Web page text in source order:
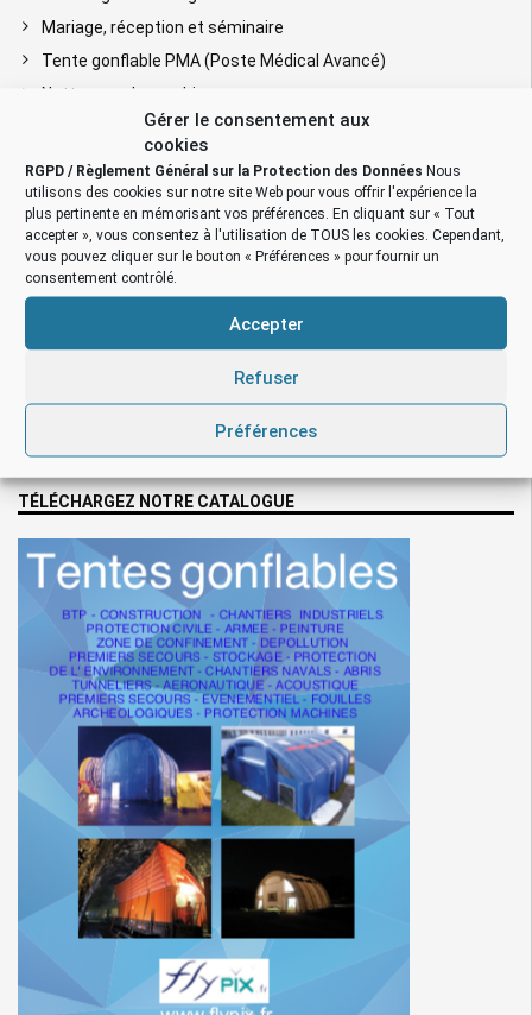
Gérer le consentement aux
cookies
RGPD / Règlement Général sur la Protection des Données Nous
utilisons des cookies sur notre site Web pour vous offrir l'expérience la
plus pertinente en mémorisant vos préférences. En cliquant sur « Tout
accepter », vous consentez à l'utilisation de TOUS les cookies. Cependant,
vous pouvez cliquer sur le bouton « Préférences » pour fournir un
consentement contrôlé.
Accepter
Refuser
Préférences
Mariage, réception et séminaire
Tente gonflable PMA (Poste Médical Avancé)
Nettoyage de machines
Chantier BTP, rénovation & construction
Chantier aéronautique
Chantier ferroviaire
Chantier tunnel, mine et métro
Cabine de peinture gonflable
Fouille archéologique & médecine légale
Régie TV, cinéma et spectacle
Barnum « bar/bistrot/snack »
Tentes pliables avec armatures métalliques
TÉLÉCHARGEZ NOTRE CATALOGUE